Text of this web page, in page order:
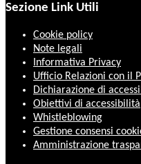
Sezione Link Utili
Cookie policy
Note legali
Informativa Privacy
Ufficio Relazioni con il
Dichiarazione di
Obiettivi di accessibilità
Whistleblowing
Gestione consensi
Amministrazione